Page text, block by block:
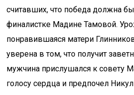
считавших, что победа должна
финалистке Мадине Тамовой.
понравившаяся матери
уверена в том, что получит
мужчина прислушался к совету
голосу сердца и предпочел